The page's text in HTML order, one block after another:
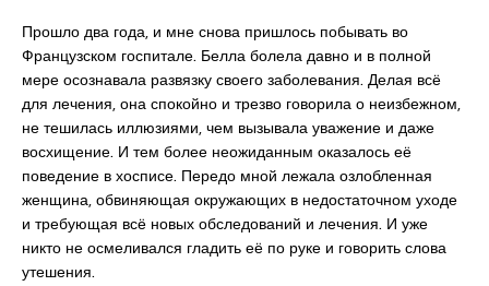
Прошло два года, и мне снова пришлось побывать во
Французском госпитале. Белла болела давно и в полной
мере осознавала развязку своего заболевания. Делая всё
для лечения, она спокойно и трезво говорила о неизбежном,
не тешилась иллюзиями, чем вызывала уважение и даже
восхищение. И тем более неожиданным оказалось её
поведение в хосписе. Передо мной лежала озлобленная
женщина, обвиняющая окружающих в недостаточном уходе
и требующая всё новых обследований и лечения. И уже
никто не осмеливался гладить её по руке и говорить слова
утешения.